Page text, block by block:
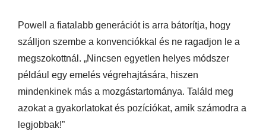
Powell a fiatalabb generációt is arra bátorítja, hogy
szálljon szembe a konvenciókkal és ne ragadjon le a
megszokottnál. „Nincsen egyetlen helyes módszer
például egy emelés végrehajtására, hiszen
mindenkinek más a mozgástartománya. Találd meg
azokat a gyakorlatokat és pozíciókat, amik számodra a
legjobbak!”